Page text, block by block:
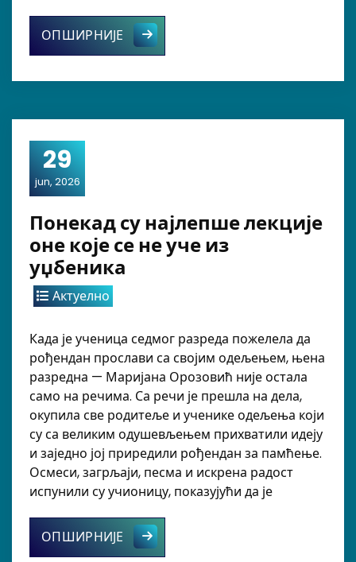
ОПШИРНИЈЕ Родитељски састанак са
29
jun, 2026
Понекад су најлепше лекције
оне које се не уче из
уџбеника
Актуелно
Када је ученица седмог разреда пожелела да
рођендан прослави са својим одељењем, њена
разредна — Маријана Орозовић није остала
само на речима. Са речи је прешла на дела,
окупила све родитеље и ученике одељења који
су са великим одушевљењем прихватили идеју
и заједно јој приредили рођендан за памћење.
Осмеси, загрљаји, песма и искрена радост
испунили су учионицу, показујући да је
ОПШИРНИЈЕ Понекад су најлепше лекције оне